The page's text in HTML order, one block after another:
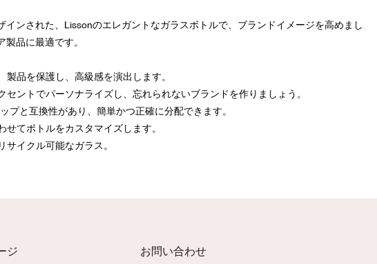
ンされた、Lissonのエレガントなガラスボトルで、ブランドイメージを高めまし
品に最適です。
品を保護し、高級感を演出します。
ントでパーソナライズし、忘れられないブランドを作りましょう。
と互換性があり、簡単かつ正確に分配できます。
てボトルをカスタマイズします。
イクル可能なガラス。
ジ お問い合わせ